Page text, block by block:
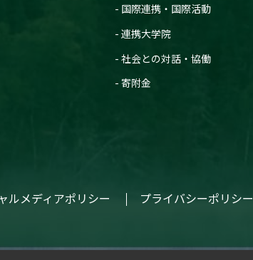
国際連携・国際活動
連携大学院
社会との対話・協働
寄附金
ルメディアポリシー プライバシーポリシー